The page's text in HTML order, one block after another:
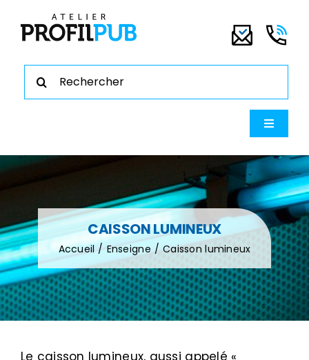
Rechercher:
bascule
CAISSON LUMINEUX
Accueil Enseigne Caisson lumineux
Le caisson lumineux, aussi appelé «